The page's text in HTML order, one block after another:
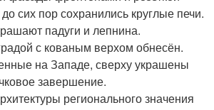
сих пор сохранились круглые печи.
падуги и лепнина.
с кованым верхом обнесён.
на Западе, сверху украшены
завершение.
регионального значения